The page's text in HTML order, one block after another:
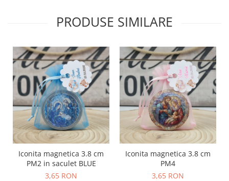
PRODUSE SIMILARE
Iconita magnetica 3.8 cm
PM2 in saculet BLUE
3,65 RON
Iconita magnetica 3.8 cm
PM4
3,65 RON